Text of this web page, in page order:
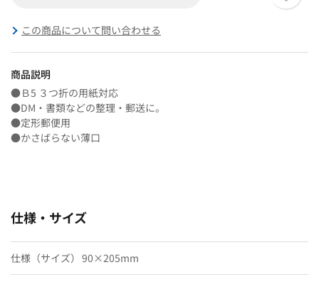
この商品について問い合わせる
商品説明
●Ｂ5 ３つ折の用紙対応
●DM・書類などの整理・郵送に。
●定形郵便用
●かさばらない薄口
仕様・サイズ
仕様（サイズ） 90×205mm